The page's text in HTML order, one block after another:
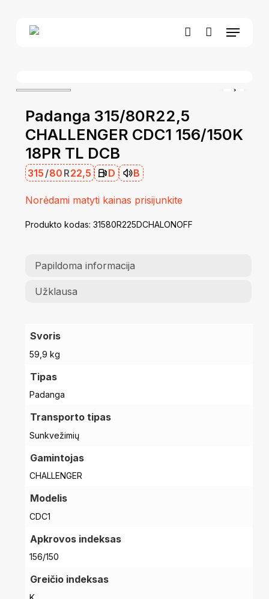
Menu
Close
Cart
Padanga 315/80R22,5
CHALLENGER CDC1 156/150K
18PR TL DCB
315 /80 R22,5 D B
Norėdami matyti kainas prisijunkite
Produkto kodas: 31580R225DCHALONOFF
Papildoma informacija
Užklausa
Svoris
59,9 kg
Tipas
Padanga
Transporto tipas
Sunkvežimių
Gamintojas
CHALLENGER
Modelis
CDC1
Apkrovos indeksas
156/150
Greičio indeksas